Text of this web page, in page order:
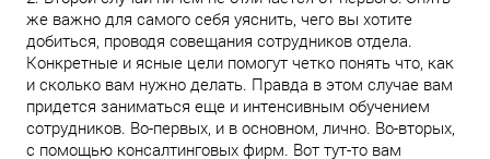
же важно для самого себя уяснить, чего вы хотите
добиться, проводя совещания сотрудников отдела.
Конкретные и ясные цели помогут четко понять что, как
и сколько вам нужно делать. Правда в этом случае вам
придется заниматься еще и интенсивным обучением
сотрудников. Во-первых, и в основном, лично. Во-вторых,
с помощью консалтинговых фирм. Вот тут-то вам